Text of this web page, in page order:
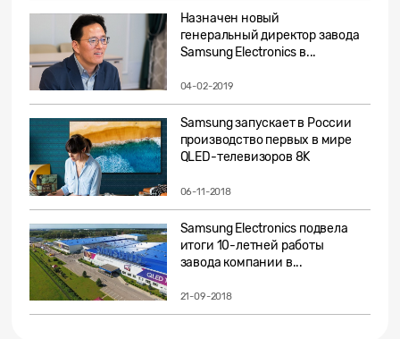
Назначен новый
генеральный директор завода
Samsung Electronics в...
04-02-2019
Samsung запускает в России
производство первых в мире
QLED-телевизоров 8K
06-11-2018
Samsung Electronics подвела
итоги 10-летней работы
завода компании в...
21-09-2018